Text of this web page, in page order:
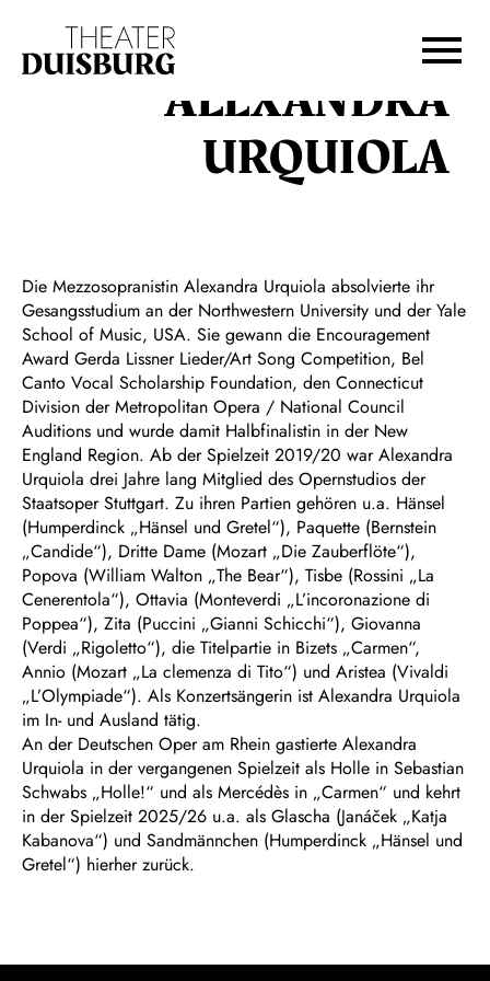
Zur Hauptnavigation springen
Zum Footer springenALEXANDRA
URQUIOLA
Die Mezzosopranistin Alexandra Urquiola absolvierte ihr
Gesangsstudium an der Northwestern University und der Yale
School of Music, USA. Sie gewann die Encouragement
Award Gerda Lissner Lieder/Art Song Competition, Bel
Canto Vocal Scholarship Foundation, den Connecticut
Division der Metropolitan Opera / National Council
Auditions und wurde damit Halbfinalistin in der New
England Region. Ab der Spielzeit 2019/20 war Alexandra
Urquiola drei Jahre lang Mitglied des Opernstudios der
Staatsoper Stuttgart. Zu ihren Partien gehören u.a. Hänsel
(Humperdinck „Hänsel und Gretel“), Paquette (Bernstein
„Candide“), Dritte Dame (Mozart „Die Zauberflöte“),
Popova (William Walton „The Bear“), Tisbe (Rossini „La
Cenerentola“), Ottavia (Monteverdi „L’incoronazione di
Poppea“), Zita (Puccini „Gianni Schicchi“), Giovanna
(Verdi „Rigoletto“), die Titelpartie in Bizets „Carmen“,
Annio (Mozart „La clemenza di Tito“) und Aristea (Vivaldi
„L’Olympiade“). Als Konzertsängerin ist Alexandra Urquiola
im In- und Ausland tätig.
An der Deutschen Oper am Rhein gastierte Alexandra
Urquiola in der vergangenen Spielzeit als Holle in Sebastian
Schwabs „Holle!“ und als Mercédès in „Carmen“ und kehrt
in der Spielzeit 2025/26 u.a. als Glascha (Janáček „Katja
Kabanova“) und Sandmännchen (Humperdinck „Hänsel und
Gretel“) hierher zurück.